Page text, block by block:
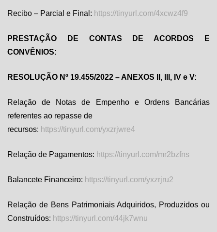
Recibo – Parcial e Final: https://tinyurl.com/4xcwz4f9
PRESTAÇÃO DE CONTAS DE ACORDOS E
CONVÊNIOS:
RESOLUÇÃO Nº 19.455/2022 – ANEXOS II, III, IV e V:
Relação de Notas de Empenho e Ordens Bancárias
referentes ao repasse de
recursos: https://tinyurl.com/yxzrjwre4
Relação de Pagamentos: https://tinyurl.com/mr2bzfns
Balancete Financeiro: https://tinyurl.com/yxzrjru2
Relação de Bens Patrimoniais Adquiridos, Produzidos ou
Construídos: https://tinyurl.com/44jk7wnu